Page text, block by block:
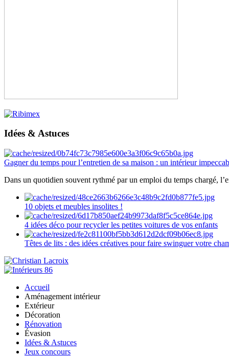
Idées & Astuces
Gagner du temps pour l’entretien de sa maison : un intérieur
Dans un quotidien souvent rythmé par un emploi du temps chargé,
10 objets et meubles insolites !
4 idées déco pour recycler les petites voitures de vos enfants
Têtes de lits : des idées créatives pour faire swinguer votre
Accueil
Aménagement intérieur
Extérieur
Décoration
Rénovation
Évasion
Idées & Astuces
Jeux concours